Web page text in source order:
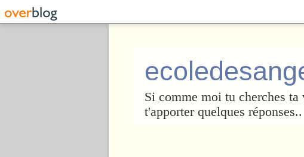
Si comme moi tu cherches
t'apporter quelques réponses..